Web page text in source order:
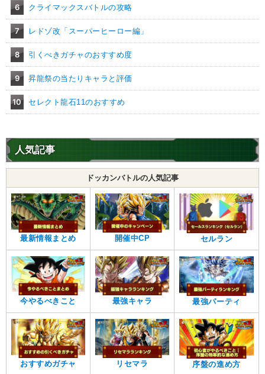
6 クライマックスバトルの攻略
7 レドゾ改「スーパーヒーロー編」
8 引くべきガチャのおすすめ度
9 昇龍祭の当たりキャラと評価
10 セレクト龍石11のおすすめ
人気記事
ドッカンバトルの人気記事
最新情報まとめ 開催中CP セルラン
今やるべきこと 最強キャラ 最強パーティ
おすすめガチャ リセマラ 序盤の進め方